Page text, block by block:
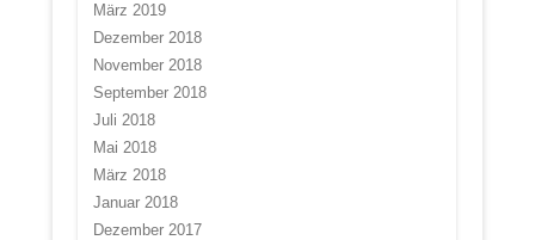
März 2019
Dezember 2018
November 2018
September 2018
Juli 2018
Mai 2018
März 2018
Januar 2018
Dezember 2017